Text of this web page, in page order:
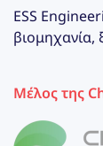
ESS
βιομηχανία,
Μέλος της